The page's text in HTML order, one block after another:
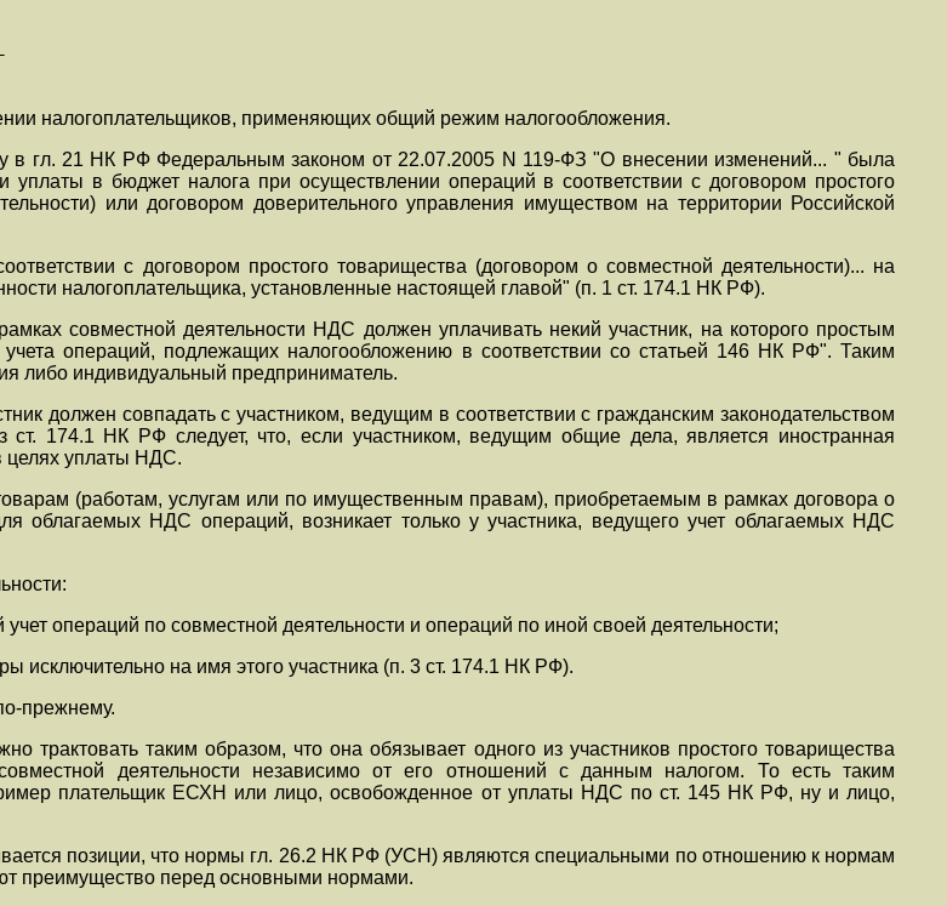
налогоплательщиков, применяющих общий режим налогообложения.
в гл. 21 НК РФ Федеральным законом от 22.07.2005 N 119-ФЗ "О внесении изменений... " была
уплаты в бюджет налога при осуществлении операций в соответствии с договором простого
или договором доверительного управления имуществом на территории Российской
с договором простого товарищества (договором о совместной деятельности)... на
налогоплательщика, установленные настоящей главой" (п. 1 ст. 174.1 НК РФ).
совместной деятельности НДС должен уплачивать некий участник, на которого простым
операций, подлежащих налогообложению в соответствии со статьей 146 НК РФ". Таким
либо индивидуальный предприниматель.
должен совпадать с участником, ведущим в соответствии с гражданским законодательством
ст. 174.1 НК РФ следует, что, если участником, ведущим общие дела, является иностранная
целях уплаты НДС.
(работам, услугам или по имущественным правам), приобретаемым в рамках договора о
облагаемых НДС операций, возникает только у участника, ведущего учет облагаемых НДС
операций по совместной деятельности и операций по иной своей деятельности;
исключительно на имя этого участника (п. 3 ст. 174.1 НК РФ).
прежнему.
таким образом, что она обязывает одного из участников простого товарищества
деятельности независимо от его отношений с данным налогом. То есть таким
плательщик ЕСХН или лицо, освобожденное от уплаты НДС по ст. 145 НК РФ, ну и лицо,
позиции, что нормы гл. 26.2 НК РФ (УСН) являются специальными по отношению к нормам
преимущество перед основными нормами.